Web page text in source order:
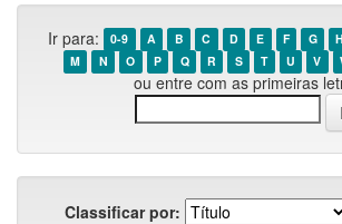
Ir para: 0-9 A B C D E F G H
M
N O P Q R S T U V
ou entre com as primeiras
Classificar por: